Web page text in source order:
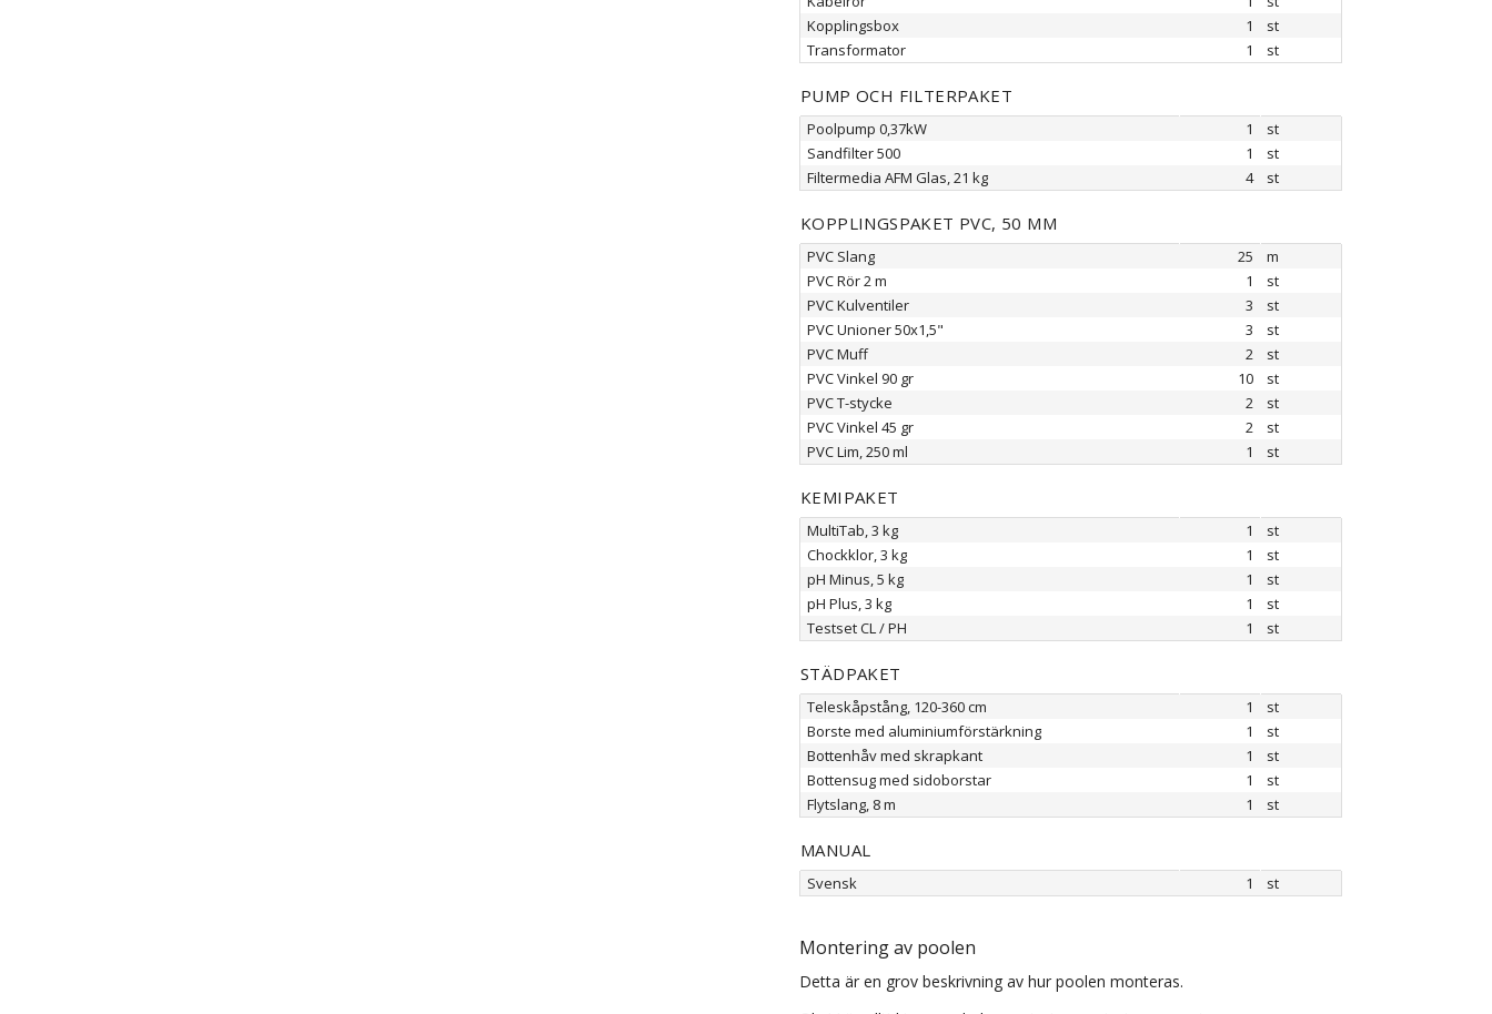
Kopplingsbox
1
st
Transformator
1 st
PUMP OCH FILTERPAKET
Poolpump 0,37kW 1
st
Sandfilter 500
1
st
Filtermedia AFM Glas, 21 kg
4 st
KOPPLINGSPAKET PVC, 50 MM
PVC Slang 25
m
PVC Rör 2 m
1
st
PVC Kulventiler
3
st
PVC Unioner 50x1,5"
3
st
PVC Muff
2
st
PVC Vinkel 90 gr
10
st
PVC T-stycke
2
st
PVC Vinkel 45 gr
2
st
PVC Lim, 250 ml
1 st
KEMIPAKET
MultiTab, 3 kg 1
st
Chockklor, 3 kg
1
st
pH Minus, 5 kg
1
st
pH Plus, 3 kg
1
st
Testset CL / PH
1 st
STÄDPAKET
Teleskåpstång, 120-360 cm 1
st
Borste med aluminiumförstärkning
1
st
Bottenhåv med skrapkant
1
st
Bottensug med sidoborstar
1
st
Flytslang, 8 m
1 st
MANUAL
Svensk 1 st
Montering av poolen
Detta är en grov beskrivning av hur poolen monteras.